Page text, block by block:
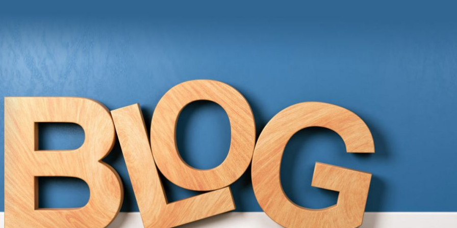
BLOG
und Anregungen von Grit Moschke